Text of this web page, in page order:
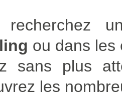
recherchez
ou dans les
sans plus
les